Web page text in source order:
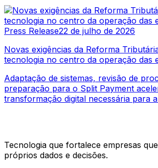
Press Release22 de julho de 2026
Novas exigências da Reforma
tecnologia no centro da operação das
Adaptação de sistemas, revisão de
preparação para o Split Payment
transformação digital necessária para
Tecnologia que fortalece empresas
próprios dados e decisões.